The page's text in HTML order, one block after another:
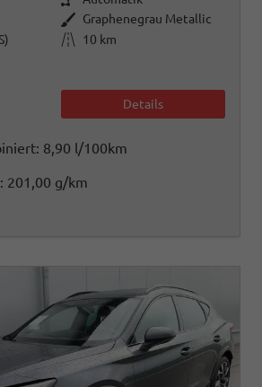
Außenfarbe Graphenegrau Metallic
Kilometerstand
10 km
Details
8,90 l/100km
201,00 g/km